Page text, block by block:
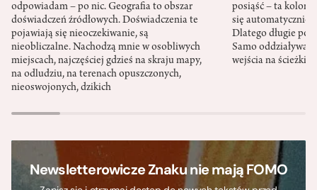
odpowiadam – po nic. Geografia to obszar
doświadczeń źródłowych. Doświadczenia te
pojawiają się nieoczekiwanie, są
nieobliczalne. Nachodzą mnie w osobliwych
miejscach, najczęściej gdzieś na skraju mapy,
na odludziu, na terenach opuszczonych,
nieoswojonych, dzikich
posiąść – ta
się automatycznie,
Dlatego długie
Samo
wejścia na ścieżki
Newsletterowicze Znaku nie mają FOMO